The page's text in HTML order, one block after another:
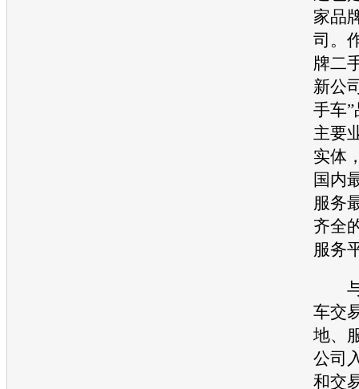
家品
司。
牌二
新公
手车
主要
实体
国内
服务
齐全
服务
与
车交
地、
公司
和交